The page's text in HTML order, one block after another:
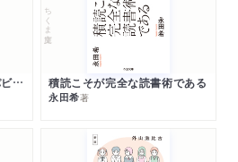
増補 ネガティヴ・ケイパビリティで生きる
ちくま文庫
積読こそが完全な読書術である
永田希著